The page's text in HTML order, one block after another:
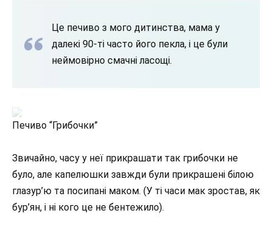
Це печиво з мого дитинства, мама у
далекі 90-ті часто його пекла, і це були
неймовірно смачні ласощі.
Печиво “Грибочки”
Звичайно, часу у неї прикрашати так грибочки не
було, але капелюшки завжди були прикрашені білою
глазур’ю та посипані маком. (У ті часи мак зростав, як
бур’ян, і ні кого це не бентежило).